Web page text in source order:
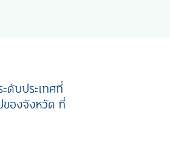
ดับประเทศที่
ของจังหวัด ที่